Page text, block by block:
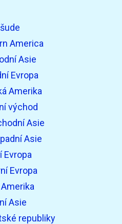
America
Asie
Evropa
Amerika
východ
Asie
Asie
Evropa
Evropa
Asie
republiky